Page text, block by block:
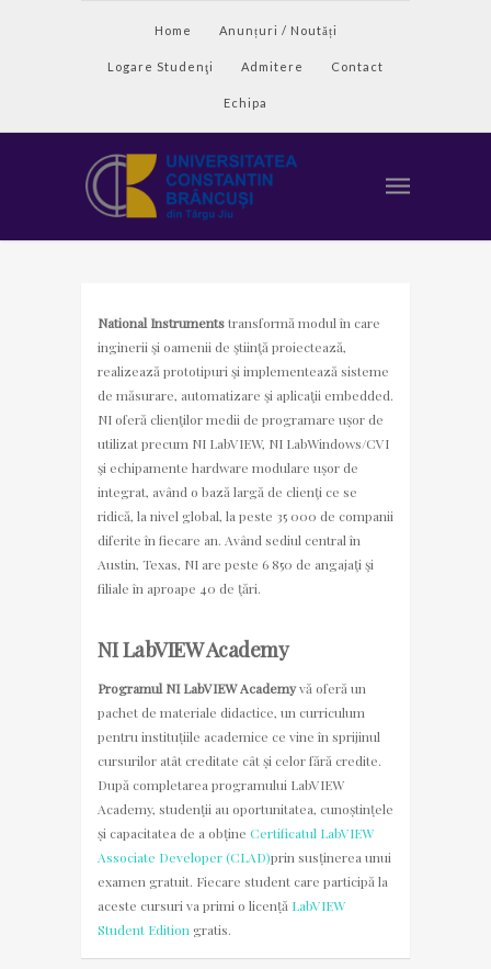
Open toolbar
Home Anunțuri / Noutăți
Logare Studenţi Admitere Contact
Echipa
National Instrumentstransformă modul în care
inginerii şi oamenii de ştiinţă proiectează,
realizează prototipuri şi implementează sisteme
de măsurare, automatizare şi aplicaţii embedded.
NI oferă clienţilor medii de programare ușor de
utilizat precum NI LabVIEW, NI LabWindows/CVI
şi echipamente hardware modulare ușor de
integrat, având o bază largă de clienţi ce se
ridică, la nivel global, la peste 35 000 de companii
diferite în fiecare an. Având sediul central în
Austin, Texas, NI are peste 6 850 de angajaţi şi
filiale în aproape 40 de ţări.
NI LabVIEW Academy
Programul NI LabVIEW Academyvă oferă un
pachet de materiale didactice, un curriculum
pentru instituțiile academice ce vine în sprijinul
cursurilor atât creditate cât și celor fără credite.
După completarea programului LabVIEW
Academy, studenții au oportunitatea, cunoștințele
și capacitatea de a obține Certificatul LabVIEW
Associate Developer (CLAD)prin susținerea unui
examen gratuit. Fiecare student care participă la
aceste cursuri va primi o licență LabVIEW
Student Edition gratis.